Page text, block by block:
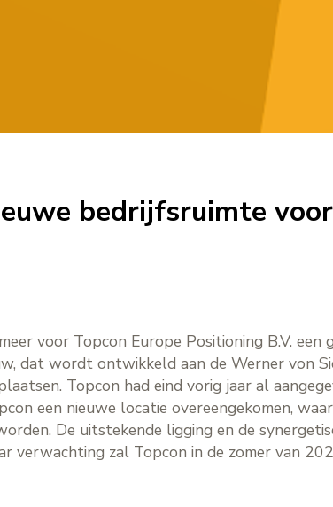
bedrijfsruimte
voor Topcon Europe Positioning B.V. een
dat wordt ontwikkeld aan de Werner von
Topcon had eind vorig jaar al
een nieuwe locatie overeengekomen,
De uitstekende ligging en de
verwachting zal Topcon in de zomer van